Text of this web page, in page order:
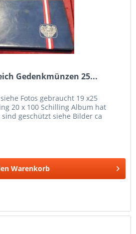
Gedenkmünzen 25...
Fotos gebraucht 19 x25
20 x 100 Schilling Album hat
geschützt siehe Bilder ca
Warenkorb